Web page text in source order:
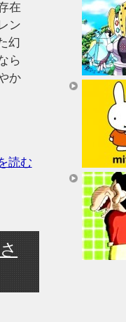
在
ン
幻
ら
か
読む